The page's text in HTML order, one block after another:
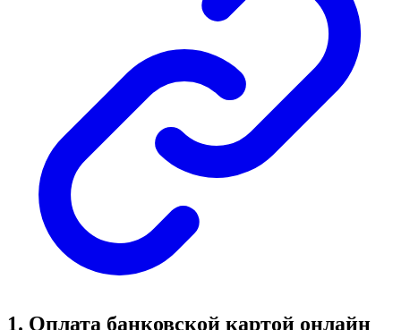
1. Оплата банковской картой онлайн